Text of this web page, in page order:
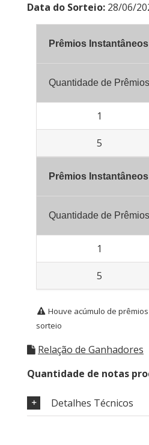
Data do Sorteio: 28/06/
Prêmios
Quantidade de Prêmios
1
5
Prêmios
Quantidade de Prêmios
1
5
Houve acúmulo de
sorteio
Relação de Ganhadores
Quantidade de notas
Detalhes Técnicos